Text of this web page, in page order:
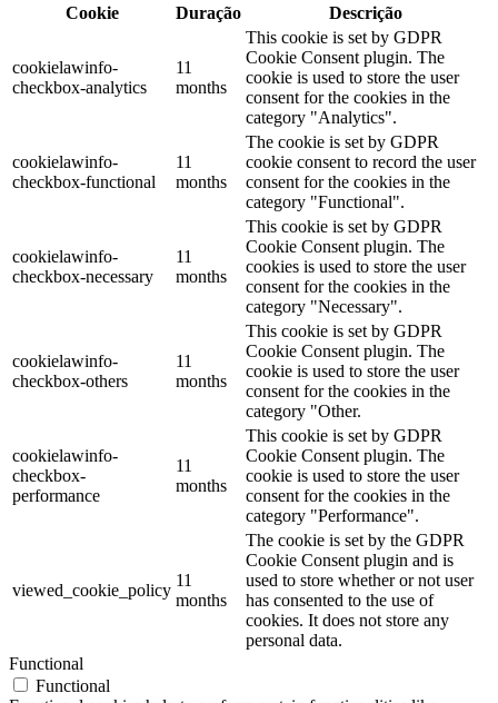
Cookie
Duração Descrição
cookielawinfo-
checkbox-analytics
11
months
This cookie is set by GDPR
Cookie Consent plugin. The
cookie is used to store the user
consent for the cookies in the
category "Analytics".
cookielawinfo-
checkbox-functional
11
months
The cookie is set by GDPR
cookie consent to record the user
consent for the cookies in the
category "Functional".
cookielawinfo-
checkbox-necessary
11
months
This cookie is set by GDPR
Cookie Consent plugin. The
cookies is used to store the user
consent for the cookies in the
category "Necessary".
cookielawinfo-
checkbox-others
11
months
This cookie is set by GDPR
Cookie Consent plugin. The
cookie is used to store the user
consent for the cookies in the
category "Other.
cookielawinfo-
checkbox-
performance
11
months
This cookie is set by GDPR
Cookie Consent plugin. The
cookie is used to store the user
consent for the cookies in the
category "Performance".
viewed_cookie_policy
11
months
The cookie is set by the GDPR
Cookie Consent plugin and is
used to store whether or not user
has consented to the use of
cookies. It does not store any
personal data.
Functional
Functional